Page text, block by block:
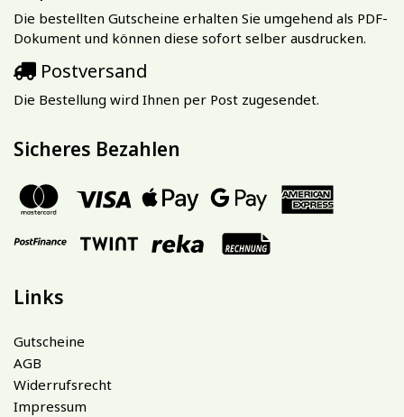
Die bestellten Gutscheine erhalten Sie umgehend als PDF-
Dokument und können diese sofort selber ausdrucken.
Postversand
Die Bestellung wird Ihnen per Post zugesendet.
Sicheres Bezahlen
Links
Gutscheine
AGB
Widerrufsrecht
Impressum